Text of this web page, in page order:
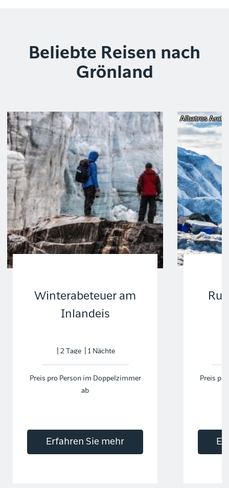
Beliebte Reisen nach
Grönland
Winterabeteuer am
Inlandeis
| 2 Tage | 1 Nächte
Preis pro Person im Doppelzimmer
ab
Erfahren Sie mehr
Albatros Arctic
Preis